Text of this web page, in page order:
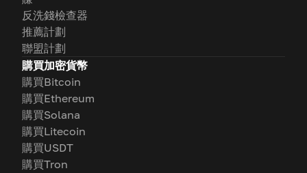
反洗錢檢查器
推薦計劃
聯盟計劃
購買加密貨幣
購買Bitcoin
購買Ethereum
購買Solana
購買Litecoin
購買USDT
購買Tron